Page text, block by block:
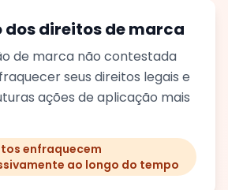
dos direitos de marca
de marca não contestada
seus direitos legais e
ações de aplicação mais
enfraquecem
ao longo do tempo